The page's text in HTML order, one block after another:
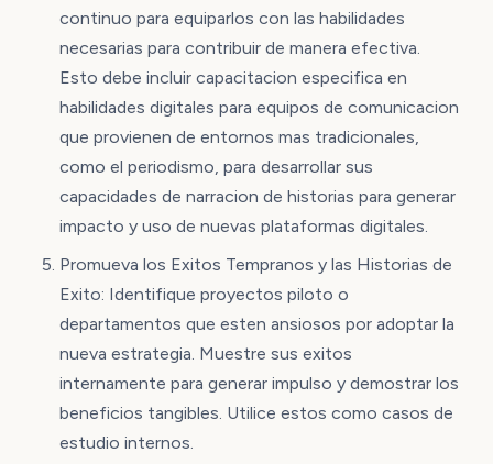
continuo para equiparlos con las habilidades
necesarias para contribuir de manera efectiva.
Esto debe incluir capacitacion especifica en
habilidades digitales para equipos de comunicacion
que provienen de entornos mas tradicionales,
como el periodismo, para desarrollar sus
capacidades de narracion de historias para generar
impacto y uso de nuevas plataformas digitales.
Promueva los Exitos Tempranos y las Historias de
Exito: Identifique proyectos piloto o
departamentos que esten ansiosos por adoptar la
nueva estrategia. Muestre sus exitos
internamente para generar impulso y demostrar los
beneficios tangibles. Utilice estos como casos de
estudio internos.